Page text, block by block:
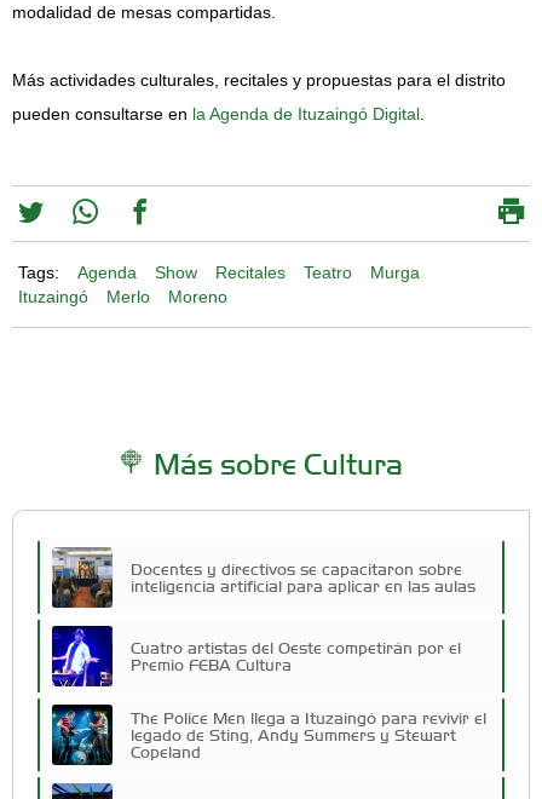
modalidad de mesas compartidas.
Más actividades culturales, recitales y propuestas para el distrito
pueden consultarse en la Agenda de Ituzaingó Digital
Tags: Agenda Show Recitales Teatro
Murga
Ituzaingó
Merlo Moreno
Más sobre Cultura
Docentes y directivos se capacitaron sobre
inteligencia artificial para aplicar en las aulas
Cuatro artistas del Oeste competirán por el
Premio FEBA Cultura
The Police Men llega a Ituzaingó para revivir el
legado de Sting, Andy Summers y Stewart
Copeland